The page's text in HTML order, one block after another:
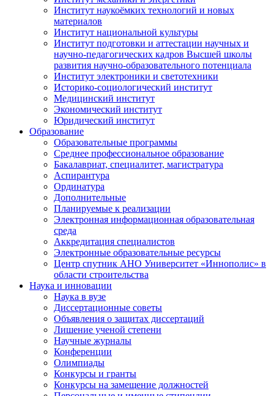
Институт наукоёмких технологий и новых
материалов
Институт национальной культуры
Институт подготовки и аттестации научных и
научно-педагогических кадров Высшей школы
развития научно-образовательного потенциала
Институт электроники и светотехники
Историко-социологический институт
Медицинский институт
Экономический институт
Юридический институт
Образование
Образовательные программы
Среднее профессиональное образование
Бакалавриат, специалитет, магистратура
Аспирантура
Ординатура
Дополнительные
Планируемые к реализации
Электронная информационная образовательная
среда
Аккредитация специалистов
Электронные образовательные ресурсы
Центр спутник АНО Университет «Иннополис» в
области строительства
Наука и инновации
Наука в вузе
Диссертационные советы
Объявления о защитах диссертаций
Лишение ученой степени
Научные журналы
Конференции
Олимпиады
Конкурсы и гранты
Конкурсы на замещение должностей